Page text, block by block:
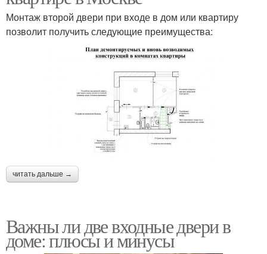
Монтаж второй двери при входе в дом или квартиру
позволит получить следующие преимущества:
читать дальше →
Важны ли две входные двери в
доме: плюсы и минусы